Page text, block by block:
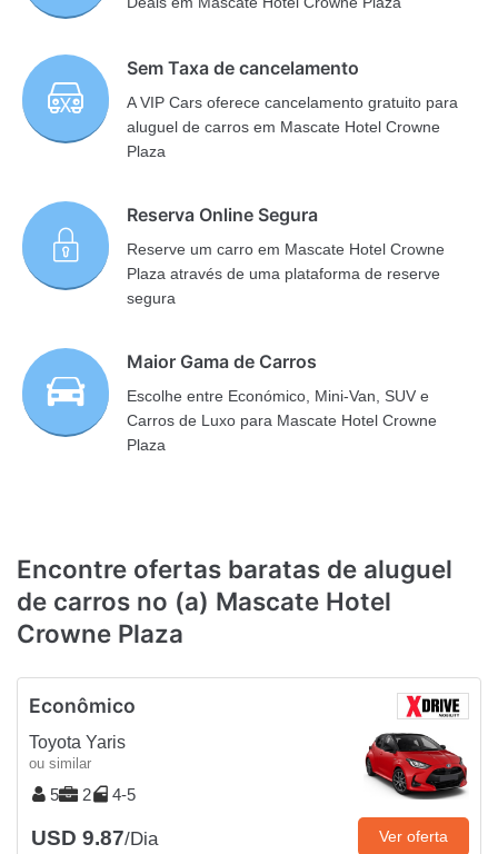
Sem Taxa de cancelamento
A VIP Cars oferece cancelamento gratuito para
aluguel de carros em Mascate Hotel Crowne
Plaza
Reserva Online Segura
Reserve um carro em Mascate Hotel Crowne
Plaza através de uma plataforma de reserve
segura
Maior Gama de Carros
Escolhe entre Económico, Mini-Van, SUV e
Carros de Luxo para Mascate Hotel Crowne
Plaza
Encontre ofertas baratas de aluguel
de carros no (a) Mascate Hotel
Crowne Plaza
Econômico
Toyota Yaris
ou similar
5 2 4-5
USD 9.87/Dia Ver oferta